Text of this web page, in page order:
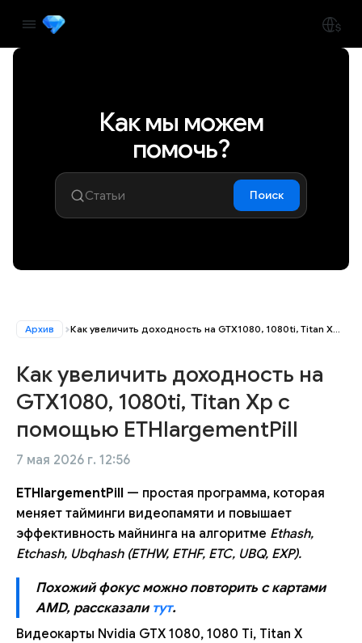
Как мы можем
помочь?
Поиск
Архив Как увеличить доходность на GTX1080, 1080ti, Titan Xp с помощью ETHlargementPill
Как увеличить доходность на
GTX1080, 1080ti, Titan Xp с
помощью ETHlargementPill
7 мая 2026 г. 12:56
ETHlargementPill — простая программа, которая
меняет тайминги видеопамяти и повышает
эффективность майнинга на алгоритме Ethash,
Etchash, Ubqhash (ETHW, ETHF, ETC, UBQ, EXP).
Похожий фокус можно повторить с картами
AMD, рассказалитут.
Видеокарты Nvidia GTX 1080, 1080 Ti, Titan X